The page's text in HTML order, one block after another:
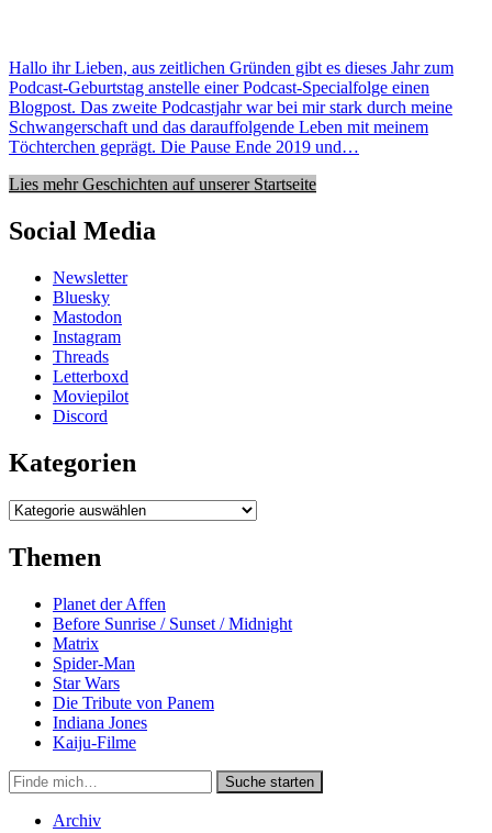
Hallo ihr Lieben, aus zeitlichen Gründen gibt es dieses Jahr zum
Podcast-Geburtstag anstelle einer Podcast-Specialfolge einen
Blogpost. Das zweite Podcastjahr war bei mir stark durch meine
Schwangerschaft und das darauffolgende Leben mit meinem
Töchterchen geprägt. Die Pause Ende 2019 und…
Lies mehr Geschichten auf unserer Startseite
Social Media
Newsletter
Bluesky
Mastodon
Instagram
Threads
Letterboxd
Moviepilot
Discord
Kategorien
Kategorien
Themen
Planet der Affen
Before Sunrise / Sunset / Midnight
Matrix
Spider-Man
Star Wars
Die Tribute von Panem
Indiana Jones
Kaiju-Filme
Suche
in
https://secondunit-
Suche starten
Archiv